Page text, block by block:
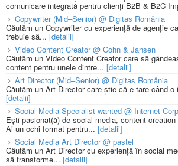
comunicare integrată pentru clienți B2B & B2C
Copywriter (Mid–Senior) @ Digitas România
Căutăm un Copywriter cu experiență de agenție
trebuie să... [detalii]
Video Content Creator @ Cohn & Jansen
Căutăm un Video Content Creator care să
content pentru unele dintre... [detalii]
Art Director (Mid–Senior) @ Digitas România
Căutăm un Art Director care știe că e tare când o
[detalii]
Social Media Specialist wanted @ Internet Corp
Ești pasionat(ă) de social media, content
Ai un ochi format pentru... [detalii]
Social Media Art Director @ pastel
Căutăm un Art Director cu experiență în social
să transforme... [detalii]